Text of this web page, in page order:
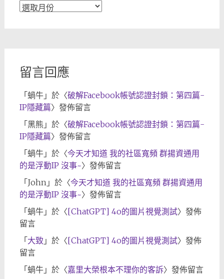
文
留言回應
「 蝸牛」於〈破解Facebook帳號認證封鎖：第四篇-
IP隱藏篇〉發佈留言
「 黑熊 」於〈破解Facebook帳號認證封鎖：第四篇-
IP隱藏篇〉發佈留言
「 蝸牛」於〈今天才知道 我的社區寬頻 群揚資通用
的是浮動IP 沒事~〉發佈留言
「 John」於〈今天才知道 我的社區寬頻 群揚資通用
的是浮動IP 沒事~〉發佈留言
「 蝸牛」於〈[ChatGPT] 4o的圖片視覺測試〉發佈
留言
「 大致 」於〈[ChatGPT] 4o的圖片視覺測試〉發佈
留言
「 蝸牛」於〈嘉里大榮根本不理你的客訴〉發佈留言